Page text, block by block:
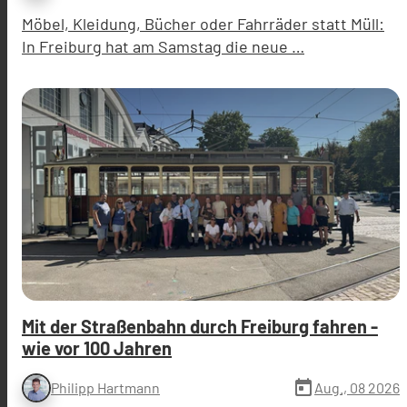
Möbel, Kleidung, Bücher oder Fahrräder statt Müll:
In Freiburg hat am Samstag die neue …
Mit der Straßenbahn durch Freiburg fahren -
wie vor 100 Jahren
Philipp Hartmann today Aug., 08 2026